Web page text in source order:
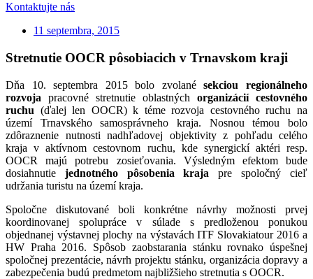
Kontaktujte nás
11 septembra, 2015
Stretnutie OOCR pôsobiacich v Trnavskom kraji
Dňa 10. septembra 2015 bolo zvolanésekciou regionálneho
rozvoja pracovné stretnutie oblastných organizácií cestovného
ruchu (ďalej len OOCR) k téme rozvoja cestovného ruchu na
území Trnavského samosprávneho kraja. Nosnou témou bolo
zdôraznenie nutnosti nadhľadovej objektivity z pohľadu celého
kraja v aktívnom cestovnom ruchu, kde synergickí aktéri resp.
OOCR majú potrebu zosieťovania. Výsledným efektom bude
dosiahnutie jednotného pôsobenia kraja pre spoločný cieľ
udržania turistu na území kraja.
Spoločne diskutované boli konkrétne návrhy možnosti prvej
koordinovanej spolupráce v súlade s predloženou ponukou
objednanej výstavnej plochy na výstavách ITF Slovakiatour 2016 a
HW Praha 2016. Spôsob zaobstarania stánku rovnako úspešnej
spoločnej prezentácie, návrh projektu stánku, organizácia dopravy a
zabezpečenia budú predmetom najbližšieho stretnutia s OOCR.